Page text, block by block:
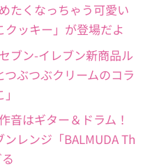
たくなっちゃう可愛い
ッキー」が登場だよ
ブン-イレブン新商品ル
ぶつぶクリームのコラ
音はギター＆ドラム！
レンジ「BALMUDA Th